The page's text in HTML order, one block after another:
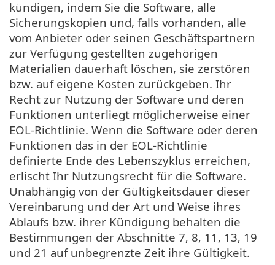
kündigen, indem Sie die Software, alle
Sicherungskopien und, falls vorhanden, alle
vom Anbieter oder seinen Geschäftspartnern
zur Verfügung gestellten zugehörigen
Materialien dauerhaft löschen, sie zerstören
bzw. auf eigene Kosten zurückgeben. Ihr
Recht zur Nutzung der Software und deren
Funktionen unterliegt möglicherweise einer
EOL-Richtlinie. Wenn die Software oder deren
Funktionen das in der EOL-Richtlinie
definierte Ende des Lebenszyklus erreichen,
erlischt Ihr Nutzungsrecht für die Software.
Unabhängig von der Gültigkeitsdauer dieser
Vereinbarung und der Art und Weise ihres
Ablaufs bzw. ihrer Kündigung behalten die
Bestimmungen der Abschnitte 7, 8, 11, 13, 19
und 21 auf unbegrenzte Zeit ihre Gültigkeit.